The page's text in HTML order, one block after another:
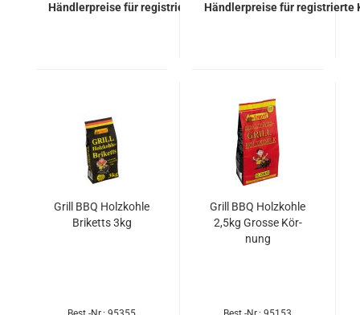
Händlerpreise für registrierte KundenHändlerpreise für registrierte
Grill BBQ Holz­koh­le
Bri­ketts 3kg
Grill BBQ Holz­koh­le
2,5kg Gros­se Kör­
nung